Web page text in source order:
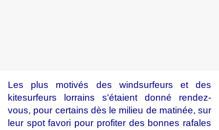
Les plus motivés des windsurfeurs et des
kitesurfeurs lorrains s'étaient donné rendez-
vous, pour certains dès le milieu de matinée, sur
leur spot favori pour profiter des bonnes rafales